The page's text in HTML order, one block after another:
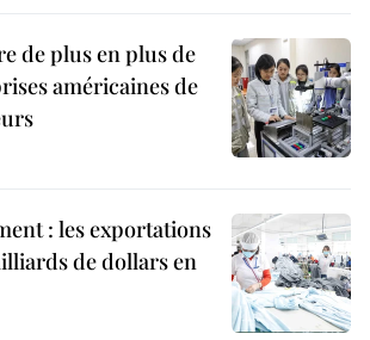
de plus en plus de
américaines de
: les exportations
de dollars en